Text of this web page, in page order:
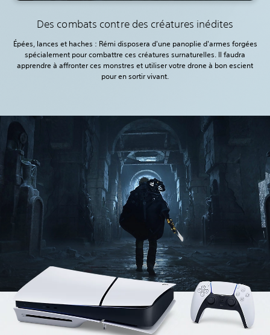
Des combats contre des créatures inédites
Épées, lances et haches : Rémi disposera d'une panoplie d'armes forgées
spécialement pour combattre ces créatures surnaturelles. Il faudra
apprendre à affronter ces monstres et utiliser votre drone à bon escient
pour en sortir vivant.